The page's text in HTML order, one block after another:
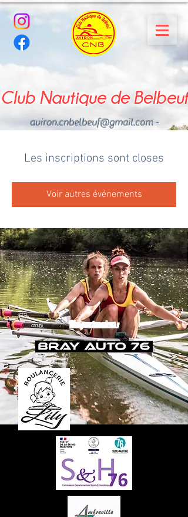
Club Nautique de Belbeuf
aviron.cnbelbeuf@gmail.com-
Les inscriptions sont closes
Voir autres événements
Nos partenaires :